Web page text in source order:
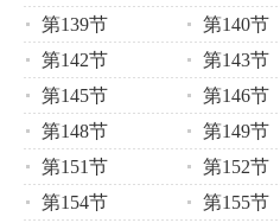
第139节
第140节
第142节
第143节
第145节
第146节
第148节
第149节
第151节
第152节
第154节
第155节